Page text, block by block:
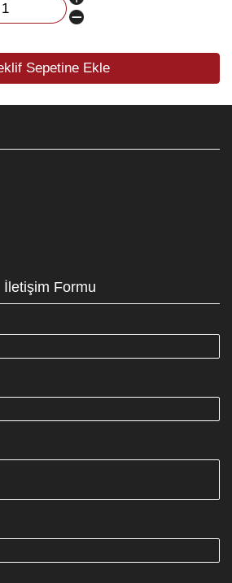
Sepetine Ekle
İletişim Formu